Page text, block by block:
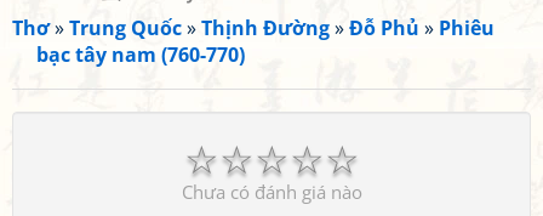
Thơ»Trung Quốc»Thịnh Đường»Đỗ Phủ » Phiêu
bạc tây nam (760-770)
☆
☆
☆
☆
☆
Chưa có đánh giá nào